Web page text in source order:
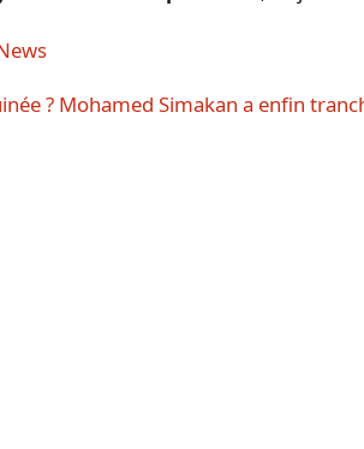
? Mohamed Simakan a enfin